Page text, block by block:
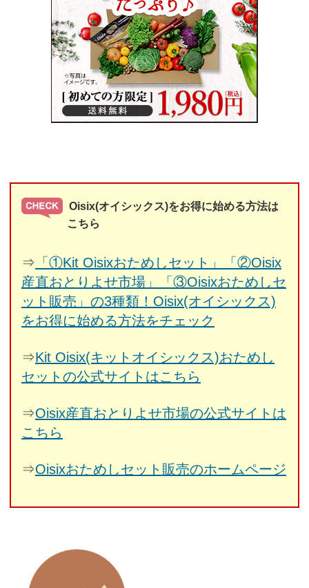
Oisix(オイシックス)をお得に始める方法は
こちら
⇒ 「①Kit Oisixおためしセット」「②Oisix
産直おとりよせ市場」「③Oisixおためしセ
ット販売」の3種類！Oisix(オイシックス)
をお得に始める方法をチェック
⇒Kit Oisix(キットオイシックス)おためし
セットの公式サイトはこちら
⇒Oisix産直おとりよせ市場の公式サイトは
こちら
⇒Oisixおためしセット販売のホームページ